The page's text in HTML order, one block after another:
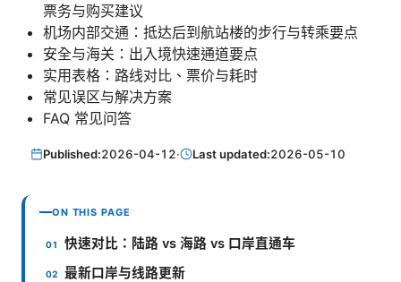
票务与购买建议
机场内部交通：抵达后到航站楼的步行与转乘要点
安全与海关：出入境快速通道要点
实用表格：路线对比、票价与耗时
常见误区与解决方案
FAQ 常见问答
Published:2026-04-12· Last updated:2026-05-10
ON THIS PAGE
快速对比：陆路 vs 海路 vs 口岸直通车
最新口岸与线路更新